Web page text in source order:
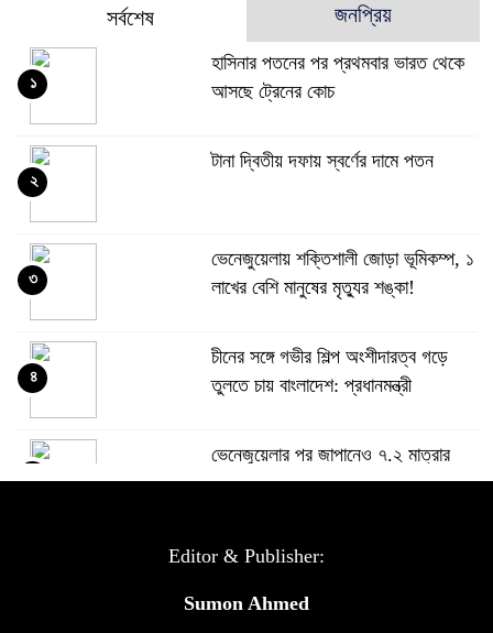
সর্বশেষ জনপ্রিয়
হাসিনার পতনের পর প্রথমবার ভারত থেকে
আসছে ট্রেনের কোচ
১
টানা দ্বিতীয় দফায় স্বর্ণের দামে পতন
২
ভেনেজুয়েলায় শক্তিশালী জোড়া ভূমিকম্প, ১
লাখের বেশি মানুষের মৃত্যুর শঙ্কা!
৩
চীনের সঙ্গে গভীর শিল্প অংশীদারত্ব গড়ে
তুলতে চায় বাংলাদেশ: প্রধানমন্ত্রী
৪
ভেনেজুয়েলার পর জাপানেও ৭.২ মাত্রার
শক্তিশালী ভূমিকম্প
টানা ৩ ম্যাচে গোল ভিনির, ইতিহাস বলছে
Editor & Publisher:
Sumon Ahmed